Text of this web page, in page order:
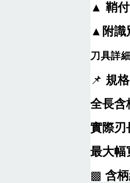
▲鞘付
▲附識
刀具詳
📌 規格
全長含
實際刃
最大幅
▩含